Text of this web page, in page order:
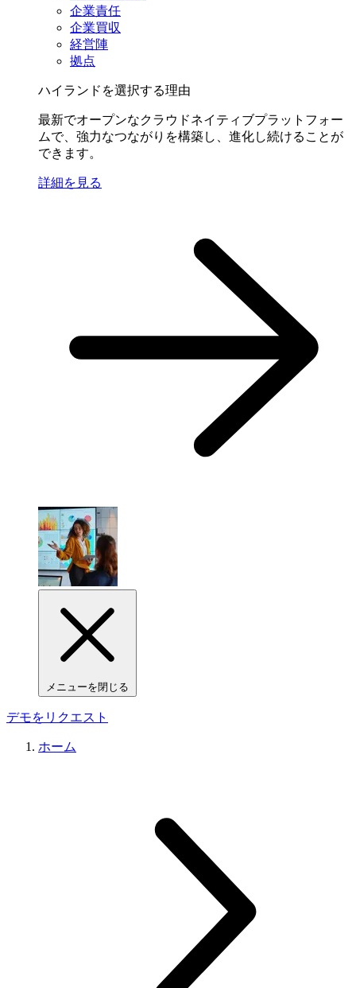
企業責任
企業買収
経営陣
拠点
ハイランドを選択する理由
最新でオープンなクラウドネイティブプラットフォー
ムで、強力なつながりを構築し、進化し続けることが
できます。
詳細を見る
メニューを閉じる
デモをリクエスト
ホーム